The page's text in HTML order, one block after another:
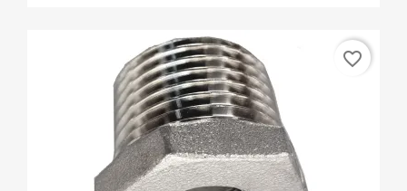
favorite_border